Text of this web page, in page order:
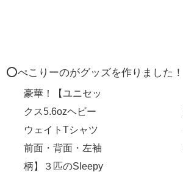
⭕️ぺこりーのがグッズを作りました！
豪華！【ユニセッ
クス5.6ozヘビー
ウェイトTシャツ
前面・背面・左袖
柄】３匹のSleepy